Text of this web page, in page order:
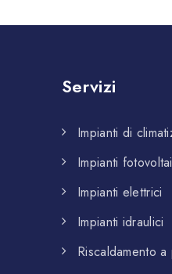
Servizi
Impianti di
Impianti
Impianti elettrici
Impianti idraulici
Riscaldamento a